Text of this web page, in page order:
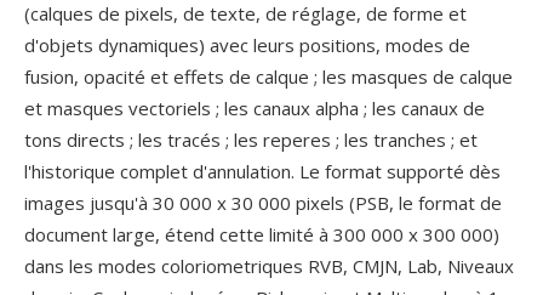
(calques de pixels, de texte, de réglage, de forme et
d'objets dynamiques) avec leurs positions, modes de
fusion, opacité et effets de calque ; les masques de calque
et masques vectoriels ; les canaux alpha ; les canaux de
tons directs ; les tracés ; les reperes ; les tranches ; et
l'historique complet d'annulation. Le format supporté dès
images jusqu'à 30 000 x 30 000 pixels (PSB, le format de
document large, étend cette limité à 300 000 x 300 000)
dans les modes coloriometriques RVB, CMJN, Lab, Niveaux